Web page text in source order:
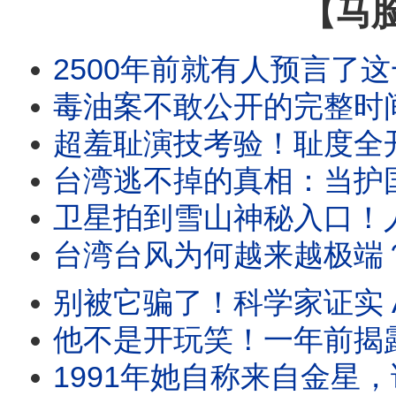
【马
2500年前就有人预言了这一切！直到
毒油案不敢公开的完整时间
超羞耻演技考验！耻度全
台湾逃不掉的真相：当护国神山遇
卫星拍到雪山神秘入口！人类不该找到这
台湾台风为何越来越极端？揭
别被它骗了！科学家证实 AI 正在
他不是开玩笑！一年前揭露的
1991年她自称来自金星，说出6个禁忌预